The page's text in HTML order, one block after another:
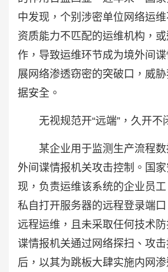
中发现，个别涉密单位网络运
资质能力不匹配的运维机构，
作，导致运维环节成为境外间
展网络渗透窃密的突破口，威
据安全。
无视规范开“远端”，久开不
某企业用于监测生产流程
外间谍情报机关攻击控制。国
现，负责运维该系统的企业员工
私自打开服务器的远程登录端
远程运维，且未采取任何技术防
谍情报机关通过网络探扫、攻
后，以其为跳板大肆实施内网